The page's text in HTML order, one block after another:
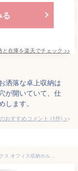
る
と在庫を楽天でチェック >>
洒落な卓上収納は
が開いていて、仕
ます。
おすすめコメント (1件) >
【楽天ランキング1位入賞】マルチ 卓上収納ボックス オフィス収納ホルダー 多機能 ペン立て 文具 ケース 小物収納 リモコン ペンスタンド リビング AT43 A569( ブラック)